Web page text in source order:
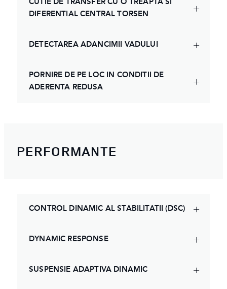
CUTIE DE TRANSFER CU O TREAPTA SI
DIFERENTIAL CENTRAL TORSEN
DETECTAREA ADANCIMII VADULUI
PORNIRE DE PE LOC IN CONDITII DE
ADERENTA REDUSA
PERFORMANTE
CONTROL DINAMIC AL STABILITATII (DSC)
DYNAMIC RESPONSE
SUSPENSIE ADAPTIVA DINAMIC